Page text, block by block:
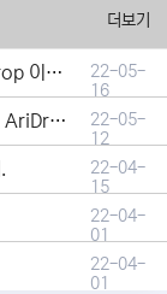
더보기
Meme Therapy x MetaBrickZ WL & AriDrop 이벤트 결과안내!
22-05-
16
Meme Therapy x MetaBrickZ 협업 & WL , AriDrop 이벤트 안내
22-05-
12
22-04-
15
22-04-
01
22-04-
01